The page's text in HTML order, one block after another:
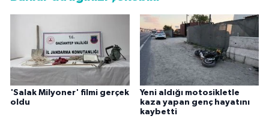
'Salak Milyoner' filmi gerçek
oldu
Yeni aldığı motosikletle
kaza yapan genç hayatını
kaybetti